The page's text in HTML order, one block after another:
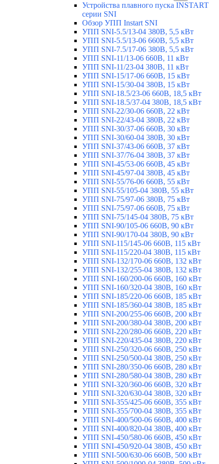
Устройства плавного пуска INSTART
серии SNI
Обзор УПП Instart SNI
УПП SNI-5.5/13-04 380В, 5,5 кВт
УПП SNI-5.5/13-06 660В, 5,5 кВт
УПП SNI-7.5/17-06 380В, 5,5 кВт
УПП SNI-11/13-06 660В, 11 кВт
УПП SNI-11/23-04 380В, 11 кВт
УПП SNI-15/17-06 660В, 15 кВт
УПП SNI-15/30-04 380В, 15 кВт
УПП SNI-18.5/23-06 660В, 18,5 кВт
УПП SNI-18.5/37-04 380В, 18,5 кВт
УПП SNI-22/30-06 660В, 22 кВт
УПП SNI-22/43-04 380В, 22 кВт
УПП SNI-30/37-06 660В, 30 кВт
УПП SNI-30/60-04 380В, 30 кВт
УПП SNI-37/43-06 660В, 37 кВт
УПП SNI-37/76-04 380В, 37 кВт
УПП SNI-45/53-06 660В, 45 кВт
УПП SNI-45/97-04 380В, 45 кВт
УПП SNI-55/76-06 660В, 55 кВт
УПП SNI-55/105-04 380В, 55 кВт
УПП SNI-75/97-06 380В, 75 кВт
УПП SNI-75/97-06 660В, 75 кВт
УПП SNI-75/145-04 380В, 75 кВт
УПП SNI-90/105-06 660В, 90 кВт
УПП SNI-90/170-04 380В, 90 кВт
УПП SNI-115/145-06 660В, 115 кВт
УПП SNI-115/220-04 380В, 115 кВт
УПП SNI-132/170-06 660В, 132 кВт
УПП SNI-132/255-04 380В, 132 кВт
УПП SNI-160/200-06 660В, 160 кВт
УПП SNI-160/320-04 380В, 160 кВт
УПП SNI-185/220-06 660В, 185 кВт
УПП SNI-185/360-04 380В, 185 кВт
УПП SNI-200/255-06 660В, 200 кВт
УПП SNI-200/380-04 380В, 200 кВт
УПП SNI-220/280-06 660В, 220 кВт
УПП SNI-220/435-04 380В, 220 кВт
УПП SNI-250/320-06 660В, 250 кВт
УПП SNI-250/500-04 380В, 250 кВт
УПП SNI-280/350-06 660В, 280 кВт
УПП SNI-280/580-04 380В, 280 кВт
УПП SNI-320/360-06 660В, 320 кВт
УПП SNI-320/630-04 380В, 320 кВт
УПП SNI-355/425-06 660В, 355 кВт
УПП SNI-355/700-04 380В, 355 кВт
УПП SNI-400/500-06 660В, 400 кВт
УПП SNI-400/820-04 380В, 400 кВт
УПП SNI-450/580-06 660В, 450 кВт
УПП SNI-450/920-04 380В, 450 кВт
УПП SNI-500/630-06 660В, 500 кВт